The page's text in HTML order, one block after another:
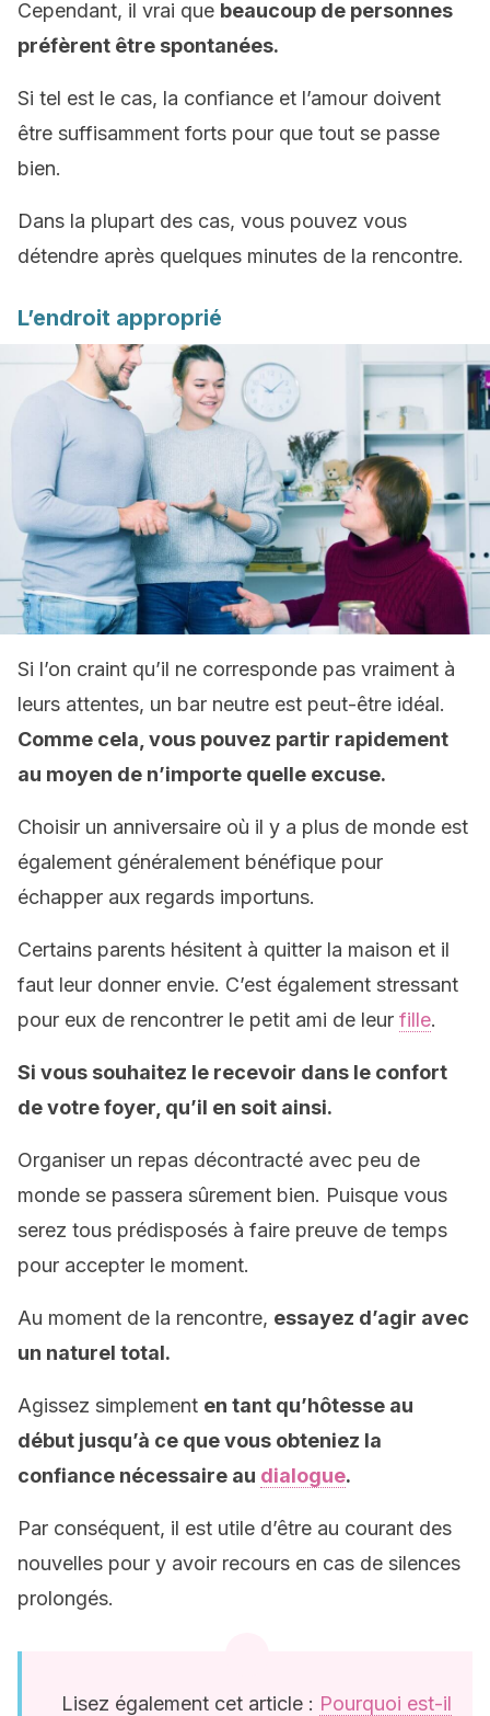
Cependant, il vrai que beaucoup de personnes
préfèrent être spontanées.
Si tel est le cas, la confiance et l’amour doivent
être suffisamment forts pour que tout se passe
bien.
Dans la plupart des cas, vous pouvez vous
détendre après quelques minutes de la rencontre.
L’endroit approprié
Si l’on craint qu’il ne corresponde pas vraiment à
leurs attentes, un bar neutre est peut-être idéal.
Comme cela, vous pouvez partir rapidement
au moyen de n’importe quelle excuse.
Choisir un anniversaire où il y a plus de monde est
également généralement bénéfique pour
échapper aux regards importuns.
Certains parents hésitent à quitter la maison et il
faut leur donner envie. C’est également stressant
pour eux de rencontrer le petit ami de leur fille.
Si vous souhaitez le recevoir dans le confort
de votre foyer, qu’il en soit ainsi.
Organiser un repas décontracté avec peu de
monde se passera sûrement bien. Puisque vous
serez tous prédisposés à faire preuve de temps
pour accepter le moment.
Au moment de la rencontre, essayez d’agir avec
un naturel total.
Agissez simplement en tant qu’hôtesse au
début jusqu’à ce que vous obteniez la
confiance nécessaire au dialogue.
Par conséquent, il est utile d’être au courant des
nouvelles pour y avoir recours en cas de silences
prolongés.
Lisez également cet article : Pourquoi est-il